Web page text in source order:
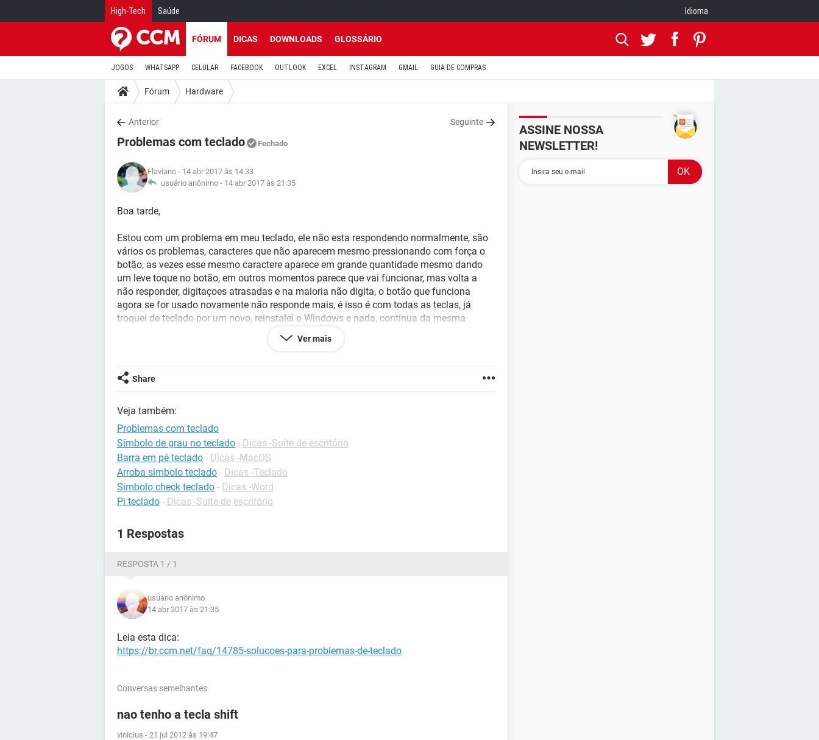
High-Tech Saúde Idioma
FÓRUM DICAS DOWNLOADS GLOSSÁRIO
JOGOS WHATSAPP CELULAR FACEBOOK OUTLOOK EXCEL INSTAGRAM GMAIL GUIA DE COMPRAS
Fórum Hardware
Anterior Seguinte
Problemas com teclado Fechado
Flaviano - 14 abr 2017 às 14:33
usuário anônimo - 14 abr 2017 às 21:35
Boa tarde,
Estou com um problema em meu teclado, ele não esta respondendo normalmente, são
vários os problemas, caracteres que não aparecem mesmo pressionando com força o
botão, as vezes esse mesmo caractere aparece em grande quantidade mesmo dando
um leve toque no botão, em outros momentos parece que vai funcionar, mas volta a
não responder, digitaçoes atrasadas e na maioria não digita, o botão que funciona
agora se for usado novamente não responde mais, é isso é com todas as teclas, já
troquei de teclado por um novo, reinstalei o Windows e nada, continua da mesma
Ver mais
Share
Veja também:
Problemas com teclado
Símbolo de grau no teclado - Dicas -Suíte de escritório
Barra em pé teclado - Dicas -MacOS
Arroba simbolo teclado - Dicas -Teclado
Simbolo check teclado - Dicas -Word
Pi teclado - Dicas -Suíte de escritório
1 Respostas
RESPOSTA 1 / 1
usuário anônimo
14 abr 2017 às 21:35
Leia esta dica:
https://br.ccm.net/faq/14785-solucoes-para-problemas-de-teclado
Conversas semelhantes
nao tenho a tecla shift
vinicius - 21 jul 2012 às 19:47
ASSINE NOSSA
NEWSLETTER!